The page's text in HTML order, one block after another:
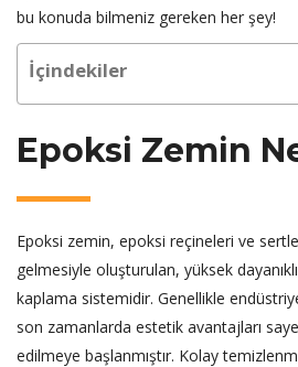
bu konuda bilmeniz gereken her şey!
İçindekiler
Epoksi Zemin
Epoksi zemin, epoksi reçineleri ve
gelmesiyle oluşturulan, yüksek
kaplama sistemidir. Genellikle
son zamanlarda estetik avantajları
edilmeye başlanmıştır. Kolay